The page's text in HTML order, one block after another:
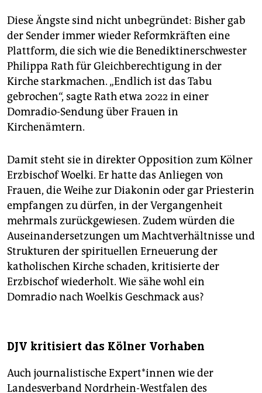
Diese Ängste sind nicht unbegründet: Bisher gab
der Sender immer wieder Reformkräften eine
Plattform, die sich wie die Benediktinerschwester
Philippa Rath für Gleichberechtigung in der
Kirche starkmachen. „Endlich ist das Tabu
gebrochen“, sagte Rath etwa 2022 in einer
Domradio-Sendung über Frauen in
Kirchenämtern.
Damit steht sie in direkter Opposition zum Kölner
Erzbischof Woelki. Er hatte das Anliegen von
Frauen, die Weihe zur Diakonin oder gar Priesterin
empfangen zu dürfen, in der Vergangenheit
mehrmals zurückgewiesen. Zudem würden die
Auseinandersetzungen um Machtverhältnisse und
Strukturen der spirituellen Erneuerung der
katholischen Kirche schaden, kritisierte der
Erzbischof wiederholt. Wie sähe wohl ein
Domradio nach Woelkis Geschmack aus?
DJV kritisiert das Kölner Vorhaben
Auch journalistische Ex­per­t*in­nen wie der
Landesverband Nordrhein-Westfalen des